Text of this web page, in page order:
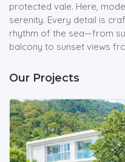
protected vale. Here,
serenity. Every detail is
rhythm of the sea—from
balcony to sunset views
Our Projects